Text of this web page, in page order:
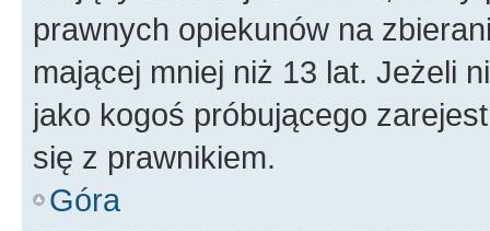
prawnych opiekunów na
mającej mniej niż 13 lat. Jeżeli
jako kogoś próbującego
się z prawnikiem.
Góra